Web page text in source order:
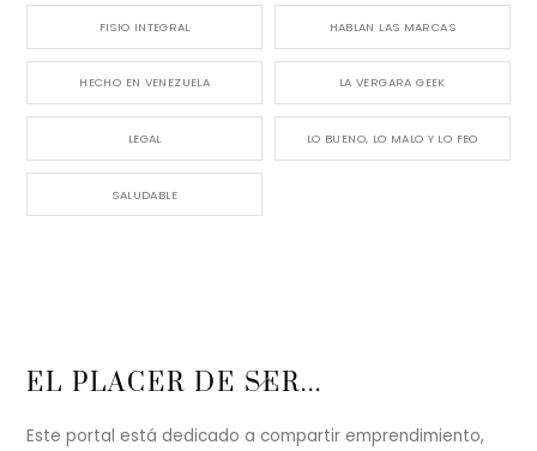
FISIO INTEGRAL HABLAN LAS MARCAS
HECHO EN VENEZUELA LA VERGARA GEEK
LEGAL LO BUENO, LO MALO Y LO FEO
SALUDABLE
Back
Top
EL PLACER DE SER...
Este portal está dedicado a compartir emprendimiento,